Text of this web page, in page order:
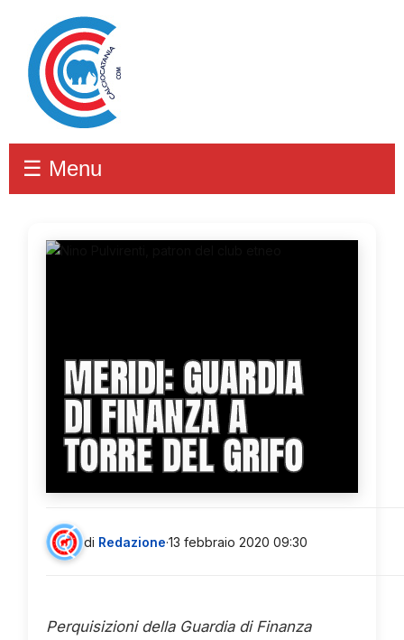
☰ Menu
MERIDI: GUARDIA
DI FINANZA A
TORRE DEL GRIFO
di Redazione·13 febbraio 2020 09:30
Perquisizioni della Guardia di Finanza